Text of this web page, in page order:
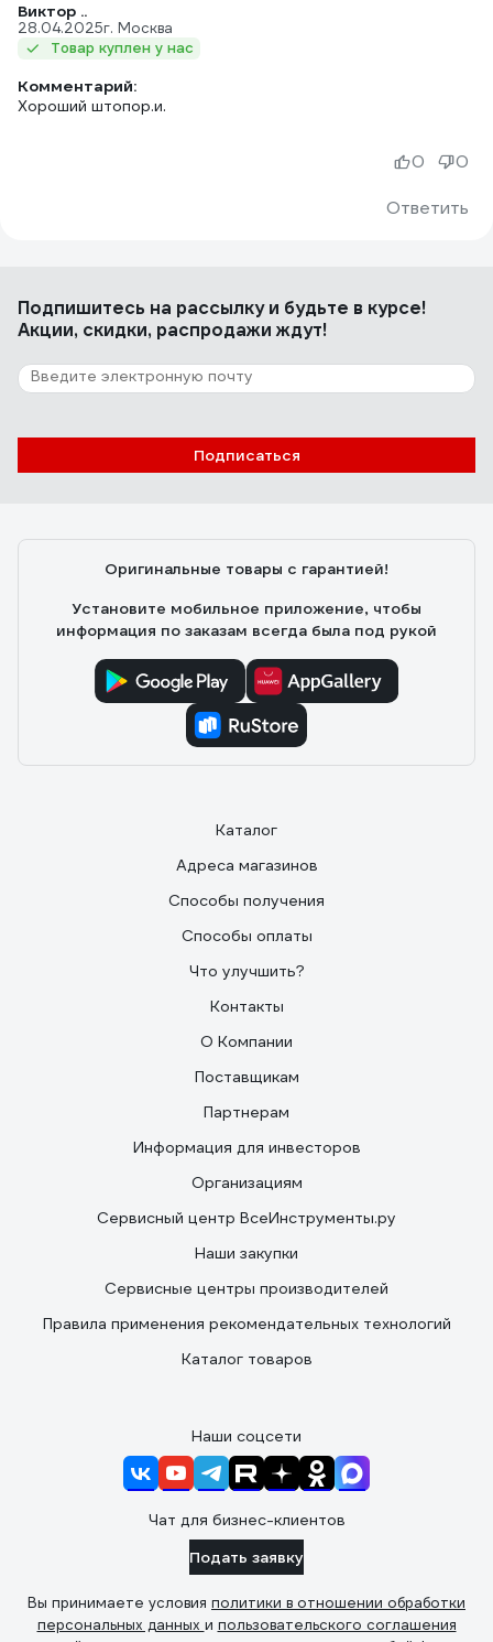
Виктор ..
28.04.2025г. Москва
Товар куплен у нас
Комментарий:
Хороший штопор.и.
Ответить
0 0
Подпишитесь на рассылкуи будьте в курсе!
Акции, скидки, распродажи ждут!
Подписаться
Оригинальные товары с гарантией!
Установите мобильное приложение, чтобы
информация по заказам всегда была под рукой
Каталог
Адреса магазинов
Способы получения
Способы оплаты
Что улучшить?
Контакты
О Компании
Поставщикам
Партнерам
Информация для инвесторов
Организациям
Сервисный центр ВсеИнструменты.ру
Наши закупки
Сервисные центры производителей
Правила применения рекомендательных технологий
Каталог товаров
Наши соцсети
Чат для бизнес-клиентов
Подать заявку
Вы принимаете условия политики в отношении обработки
персональных данных и пользовательского соглашения